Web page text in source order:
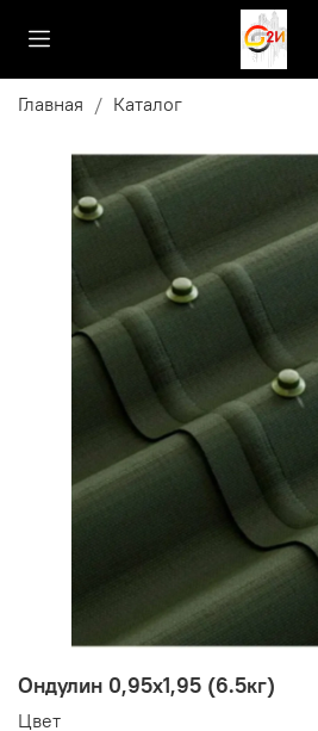
Главная Каталог
Ондулин 0,95х1,95 (6.5кг)
Цвет